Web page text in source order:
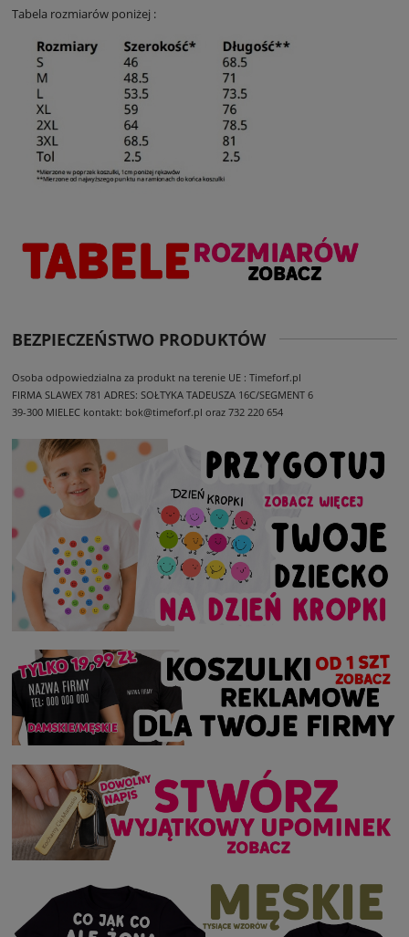
Tabela rozmiarów poniżej :
BEZPIECZEŃSTWO PRODUKTÓW
Osoba odpowiedzialna za produkt na terenie UE : Timeforf.pl
FIRMA SLAWEX 781 ADRES: SOŁTYKA TADEUSZA 16C/SEGMENT 6
39-300 MIELEC kontakt: bok@timeforf.pl oraz 732 220 654